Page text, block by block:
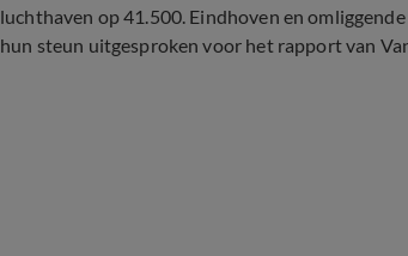
luchthaven op 41.500. Eindhoven en
hun steun uitgesproken voor het rapport van